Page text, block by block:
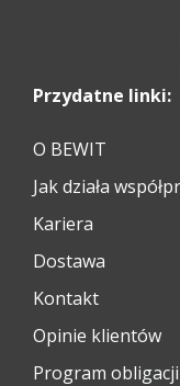
Przydatne linki:
O BEWIT
Jak działa
Kariera
Dostawa
Kontakt
Opinie klientów
Program